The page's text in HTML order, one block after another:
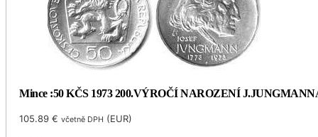
Mince :50 KČS 1973 200.VÝROČÍ NAROZENÍ
105.89€ včetně DPH (EUR)